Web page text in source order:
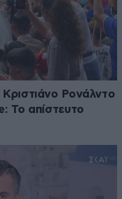
Κριστιάνο Ρονάλντο
Το απίστευτο